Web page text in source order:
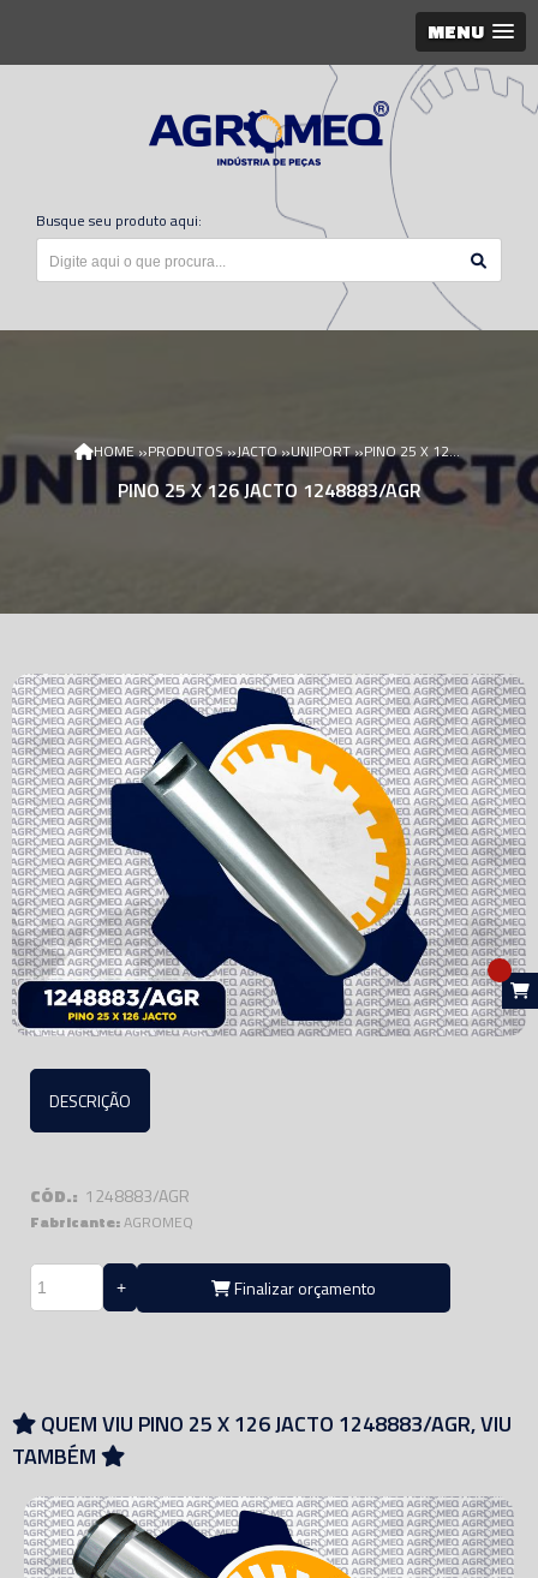
MENU
Busque seu produto aqui:
HOME»PRODUTOS»JACTO»UNIPORT» PINO 25 X 126 JACTO 1248883/AGR
PINO 25 X 126 JACTO 1248883/AGR
DESCRIÇÃO
CÓD.: 1248883/AGR
Fabricante:AGROMEQ
Finalizar orçamento
QUEM VIU PINO 25 X 126 JACTO 1248883/AGR, VIU
TAMBÉM